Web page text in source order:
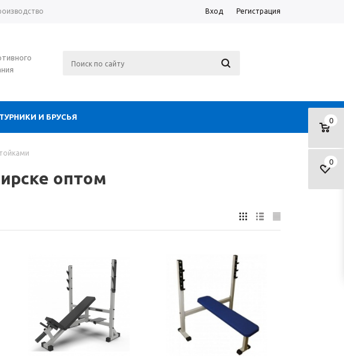
Вход Регистрация
0
0
ТУРНИКИ И БРУСЬЯ
оптом